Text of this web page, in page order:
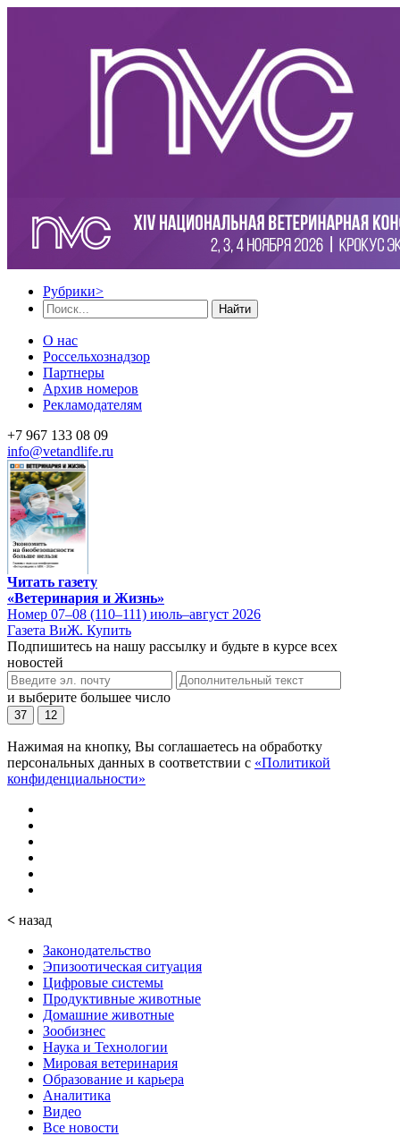
Рубрики>
Найти
О нас
Россельхознадзор
Партнеры
Архив номеров
Рекламодателям
+7 967 133 08 09
info@vetandlife.ru
Читать газету
«Ветеринария и Жизнь»
Номер 07–08 (110–111) июль–август 2026
Газета ВиЖ. Купить
Подпишитесь на нашу рассылку и будьте в курсе всех
новостей
и выберите большее число
37 12
Нажимая на кнопку, Вы соглашаетесь на обработку
персональных данных в соответствии с «Политикой
конфиденциальности»
< назад
Законодательство
Эпизоотическая ситуация
Цифровые системы
Продуктивные животные
Домашние животные
Зообизнес
Наука и Технологии
Мировая ветеринария
Образование и карьера
Аналитика
Видео
Все новости